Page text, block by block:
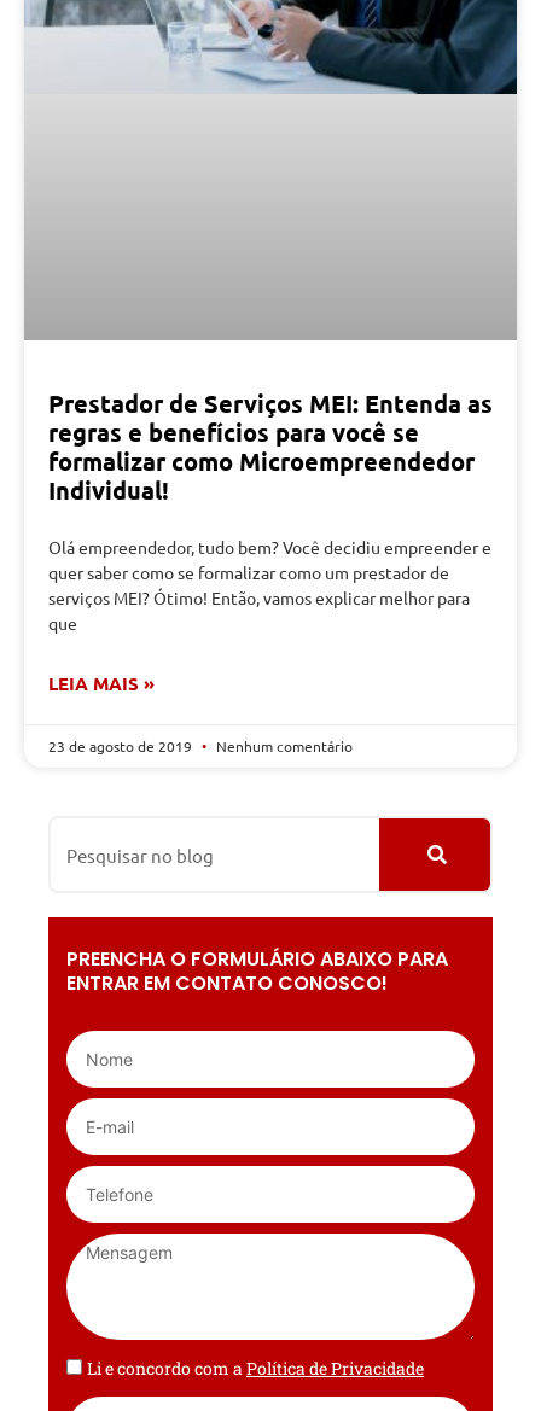
Prestador de Serviços MEI: Entenda as
regras e benefícios para você se
formalizar como Microempreendedor
Individual!
Olá empreendedor, tudo bem? Você decidiu empreender e
quer saber como se formalizar como um prestador de
serviços MEI? Ótimo! Então, vamos explicar melhor para
que
LEIA MAIS »
23 de agosto de 2019 Nenhum comentário
PREENCHA O FORMULÁRIO ABAIXO PARA
ENTRAR EM CONTATO CONOSCO!
Li e concordo com aPolítica de Privacidade